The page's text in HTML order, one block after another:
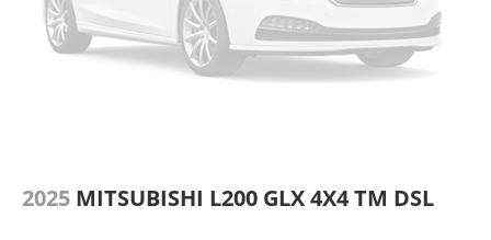
2025 MITSUBISHI L200 GLX 4X4 TM DSL